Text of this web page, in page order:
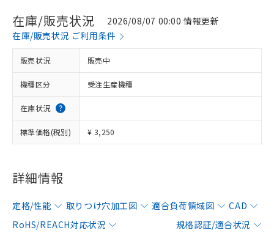
在庫/販売状況
2026/08/07 00:00 情報更新
在庫/販売状況 ご利用条件
販売状況 販売中
機種区分 受注生産機種
在庫状況
標準価格(税別) ¥ 3,250
詳細情報
定格/性能 取りつけ穴加工図 適合負荷領域図
CAD
RoHS/REACH対応状況
規格認証/適合状況